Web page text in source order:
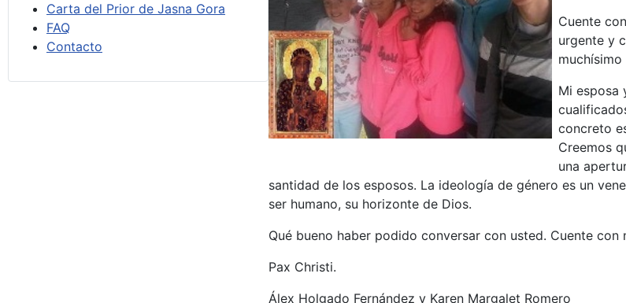
Carta del Prior de Jasna Gora
FAQ
Contacto
Cuente
urgente y
Mi esposa
concreto
Creemos
una
santidad de los esposos. La ideología de género es un
ser humano, su horizonte de Dios.
Qué bueno haber podido conversar con usted. Cuente
Pax Christi.
Álex Holgado Fernández y Karen Margalet Romero